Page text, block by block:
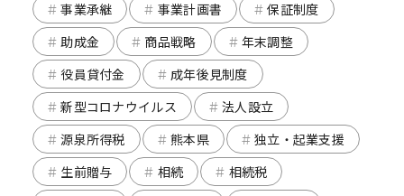
事業承継
事業計画書
保証制度
助成金
商品戦略
年末調整
役員貸付金
成年後見制度
新型コロナウイルス
法人設立
源泉所得税
熊本県
独立・起業支援
生前贈与
相続
相続税